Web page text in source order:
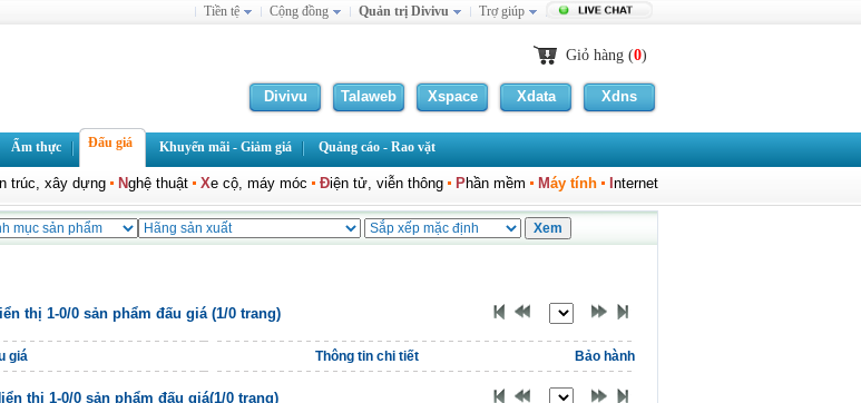
Tiền tệ Cộng đồng Quản trị Divivu Trợ giúp
Giỏ hàng (0)
Divivu Talaweb Xspace Xdata Xdns
Ẩm thực Đấu giá Khuyến mãi - Giảm giá Quảng cáo - Rao vặt
nternet
Máy tính
Phần mềm
Điện tử, viễn thông
Xe cộ, máy móc
Nghệ thuật
trúc, xây dựng
thị 1-0/0 sản phẩm đấu giá (1/0 trang)
giá Thông tin chi tiết Bảo hành
thị 1-0/0 sản phẩm đấu giá(1/0 trang)